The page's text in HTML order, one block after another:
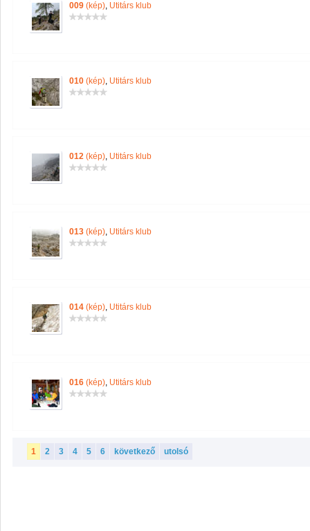
009 (kép), Utitárs klub
010 (kép), Utitárs klub
012 (kép), Utitárs klub
013 (kép), Utitárs klub
014 (kép), Utitárs klub
016 (kép), Utitárs klub
1 2 3 4 5 6 következő utolsó